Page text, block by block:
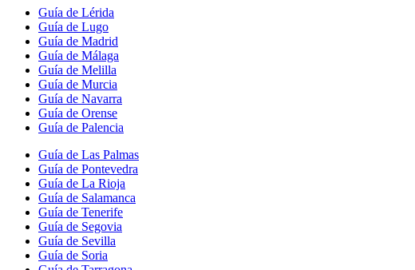
Guía de Lérida
Guía de Lugo
Guía de Madrid
Guía de Málaga
Guía de Melilla
Guía de Murcia
Guía de Navarra
Guía de Orense
Guía de Palencia
Guía de Las Palmas
Guía de Pontevedra
Guía de La Rioja
Guía de Salamanca
Guía de Tenerife
Guía de Segovia
Guía de Sevilla
Guía de Soria